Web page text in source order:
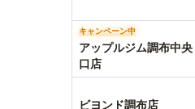
キャンペーン中
アップルジム調布中央
口店
ビヨンド調布店